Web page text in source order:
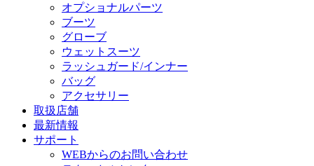
オプショナルパーツ
ブーツ
グローブ
ウェットスーツ
ラッシュガード/インナー
バッグ
アクセサリー
取扱店舗
最新情報
サポート
WEBからのお問い合わせ